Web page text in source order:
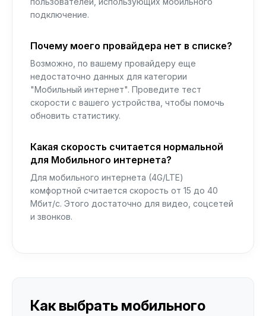
подключение.
Почему моего провайдера нет в списке?
Возможно, по вашему провайдеру еще
недостаточно данных для категории
"Мобильный интернет". Проведите тест
скорости с вашего устройства, чтобы помочь
обновить статистику.
Какая скорость считается нормальной
для Мобильного интернета?
Для мобильного интернета (4G/LTE)
комфортной считается скорость от 15 до 40
Мбит/с. Этого достаточно для видео, соцсетей
и звонков.
Как выбрать мобильного